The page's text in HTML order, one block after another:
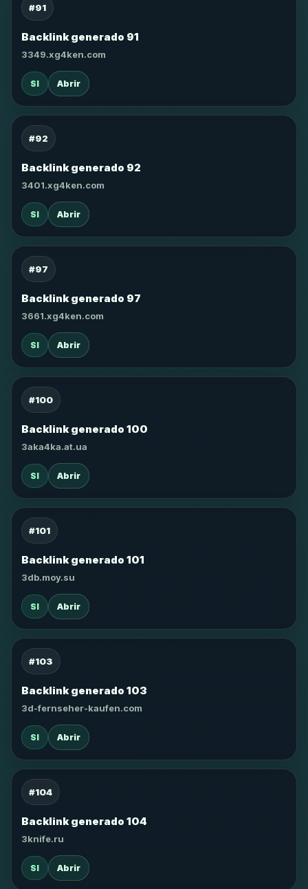
#91
Backlink generado 91
3349.xg4ken.com
SI Abrir
#92
Backlink generado 92
3401.xg4ken.com
SI Abrir
#97
Backlink generado 97
3661.xg4ken.com
SI Abrir
#100
Backlink generado 100
3aka4ka.at.ua
SI Abrir
#101
Backlink generado 101
3db.moy.su
SI Abrir
#103
Backlink generado 103
3d-fernseher-kaufen.com
SI Abrir
#104
Backlink generado 104
3knife.ru
SI Abrir